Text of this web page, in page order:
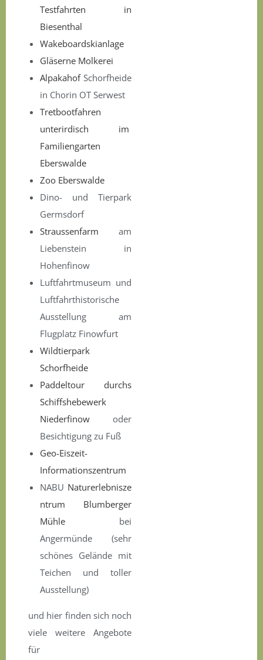
Testfahrten in
Biesenthal
Wakeboardskianlage
Gläserne Molkerei
AlpakahofSchorfheide
in Chorin OT Serwest
Tretbootfahren
unterirdisch im
Familiengarten
Eberswalde
Zoo Eberswalde
Dino- und Tierpark
Germsdorf
Straussenfarm am
Liebenstein in
Hohenfinow
Luftfahrtmuseum und
Luftfahrthistorische
Ausstellung am
Flugplatz Finowfurt
Wildtierpark
Schorfheide
Paddeltour durchs
Schiffshebewerk
Niederfinow oder
Besichtigung zu Fuß
Geo-Eiszeit-
Informationszentrum
NABU Naturerlebnisze
ntrum Blumberger
Mühle bei
Angermünde (sehr
schönes Gelände mit
Teichen und toller
Ausstellung)
und hier finden sich noch
viele weitere Angebote
für